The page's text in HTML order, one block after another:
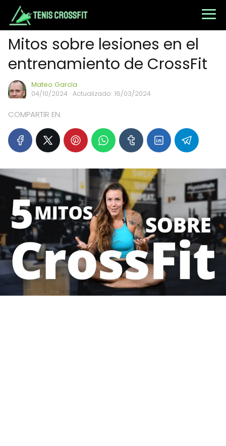
Mitos sobre lesiones en el
entrenamiento de CrossFit
Mateo García
04/10/2024 · Actualizado: 16/03/2024
COMPARTIR EN: